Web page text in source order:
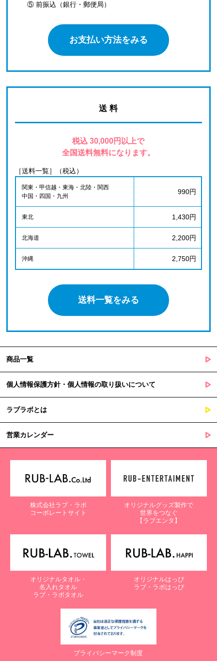
⑤ 前振込（銀行・郵便局）
お支払い方法をみる
送 料
税込 30,000円以上で
全国送料無料になります。
［送料一覧］（税込）
関東・甲信越・東海・北陸・関西
中国・四国・九州
990円
東北 1,430円
北海道 2,200円
沖縄 2,750円
送料一覧をみる
商品一覧
個人情報保護方針・個人情報の取り扱いについて
ラブラボとは
営業カレンダー
株式会社ラブ・ラボ
コーポレートサイト
オリジナルグッズ製作で
世界をつなぐ
【ラブエンタ】
オリジナルタオル・
名入れタオル
ラブ・ラボタオル
オリジナルはっぴ
ラブ・ラボはっぴ
プライバシーマーク制度